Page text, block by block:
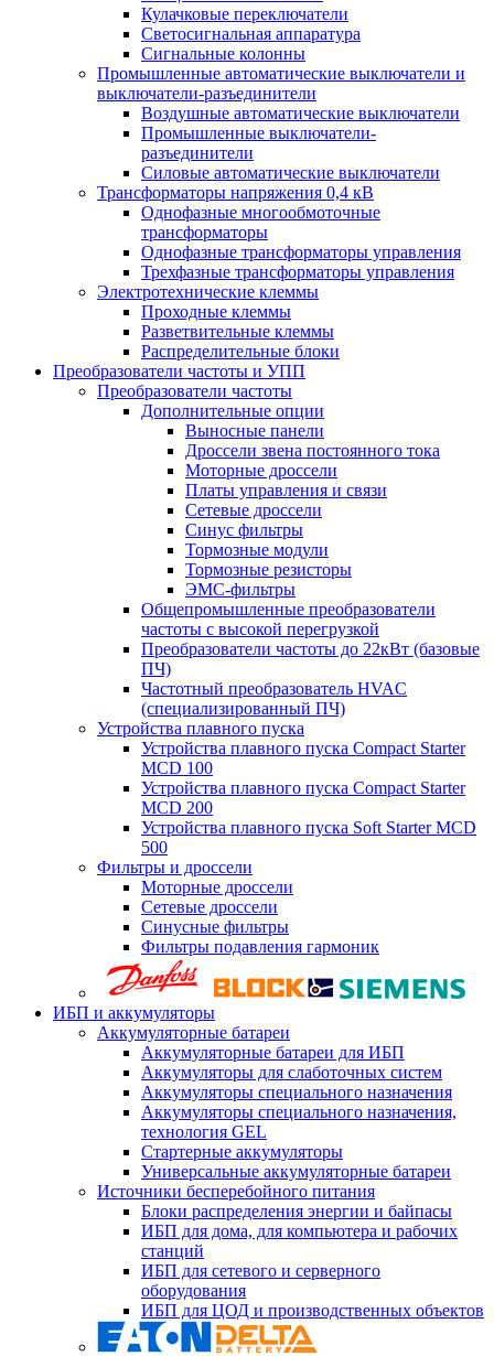
Кулачковые переключатели
Светосигнальная аппаратура
Сигнальные колонны
Промышленные автоматические выключатели и
выключатели-разъединители
Воздушные автоматические выключатели
Промышленные выключатели-
разъединители
Силовые автоматические выключатели
Трансформаторы напряжения 0,4 кВ
Однофазные многообмоточные
трансформаторы
Однофазные трансформаторы управления
Трехфазные трансформаторы управления
Электротехнические клеммы
Проходные клеммы
Разветвительные клеммы
Распределительные блоки
Преобразователи частоты и УПП
Преобразователи частоты
Дополнительные опции
Выносные панели
Дроссели звена постоянного тока
Моторные дроссели
Платы управления и связи
Сетевые дроссели
Синус фильтры
Тормозные модули
Тормозные резисторы
ЭМС-фильтры
Общепромышленные преобразователи
частоты с высокой перегрузкой
Преобразователи частоты до 22кВт (базовые
ПЧ)
Частотный преобразователь HVAC
(специализированный ПЧ)
Устройства плавного пуска
Устройства плавного пуска Compact Starter
MCD 100
Устройства плавного пуска Compact Starter
MCD 200
Устройства плавного пуска Soft Starter MCD
500
Фильтры и дроссели
Моторные дроссели
Сетевые дроссели
Синусные фильтры
Фильтры подавления гармоник
ИБП и аккумуляторы
Аккумуляторные батареи
Аккумуляторные батареи для ИБП
Аккумуляторы для слаботочных систем
Аккумуляторы специального назначения
Аккумуляторы специального назначения,
технология GEL
Стартерные аккумуляторы
Универсальные аккумуляторные батареи
Источники бесперебойного питания
Блоки распределения энергии и байпасы
ИБП для дома, для компьютера и рабочих
станций
ИБП для сетевого и серверного
оборудования
ИБП для ЦОД и производственных объектов